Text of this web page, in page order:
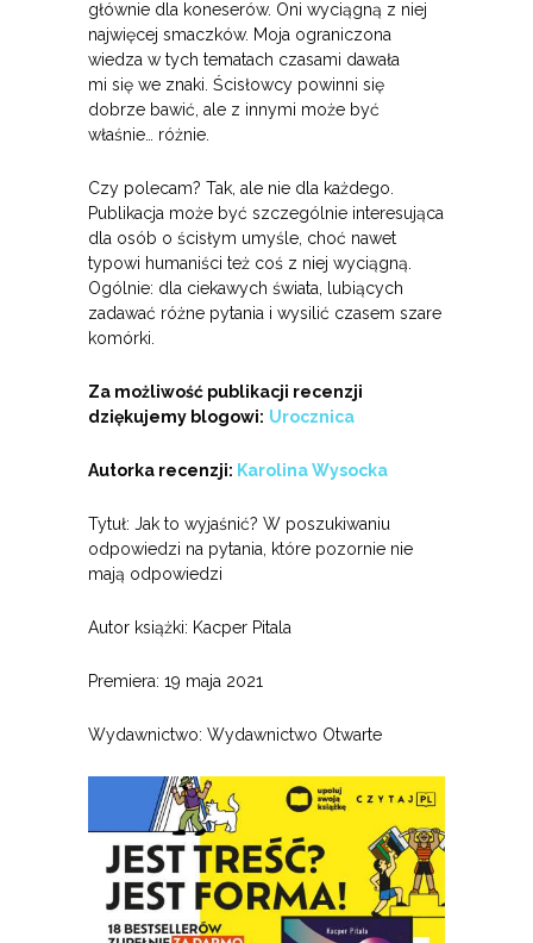
głównie dla koneserów. Oni wyciągną z niej
najwięcej smaczków. Moja ograniczona
wiedza w tych tematach czasami dawała
mi się we znaki. Ścisłowcy powinni się
dobrze bawić, ale z innymi może być
właśnie… różnie.
Czy polecam? Tak, ale nie dla każdego.
Publikacja może być szczególnie interesująca
dla osób o ścisłym umyśle, choć nawet
typowi humaniści też coś z niej wyciągną.
Ogólnie: dla ciekawych świata, lubiących
zadawać różne pytania i wysilić czasem szare
komórki.
Za możliwość publikacji recenzji
dziękujemy blogowi: Urocznica
Autorka recenzji: Karolina Wysocka
Tytuł: Jak to wyjaśnić? W poszukiwaniu
odpowiedzi na pytania, które pozornie nie
mają odpowiedzi
Autor książki: Kacper Pitala
Premiera: 19 maja 2021
Wydawnictwo: Wydawnictwo Otwarte